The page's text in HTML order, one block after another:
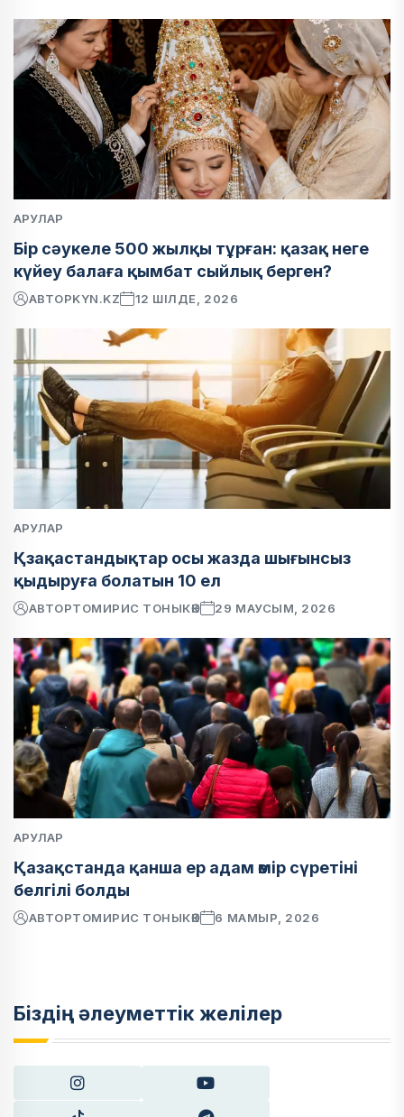
АРУЛАР
Бір сәукеле 500 жылқы тұрған: қазақ неге
күйеу балаға қымбат сыйлық берген?
АВТОРKYN.KZ 12 ШІЛДЕ, 2026
АРУЛАР
Қзақастандықтар осы жазда шығынсыз
қыдыруға болатын 10 ел
АВТОРТОМИРИС ТОНЫКӨК 29 МАУСЫМ, 2026
АРУЛАР
Қазақстанда қанша ер адам өмір сүретіні
белгілі болды
АВТОРТОМИРИС ТОНЫКӨК 6 МАМЫР, 2026
Біздің әлеуметтік желілер